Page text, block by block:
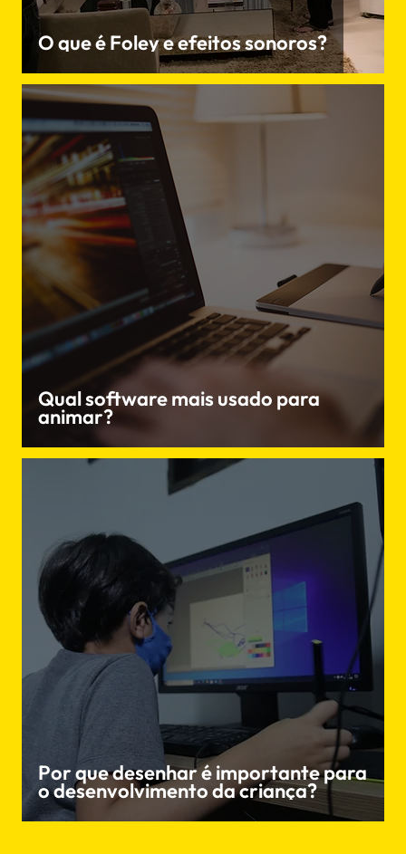
O que é Foley e efeitos sonoros?
Qual software mais usado para
animar?
Por que desenhar é importante para
o desenvolvimento da criança?